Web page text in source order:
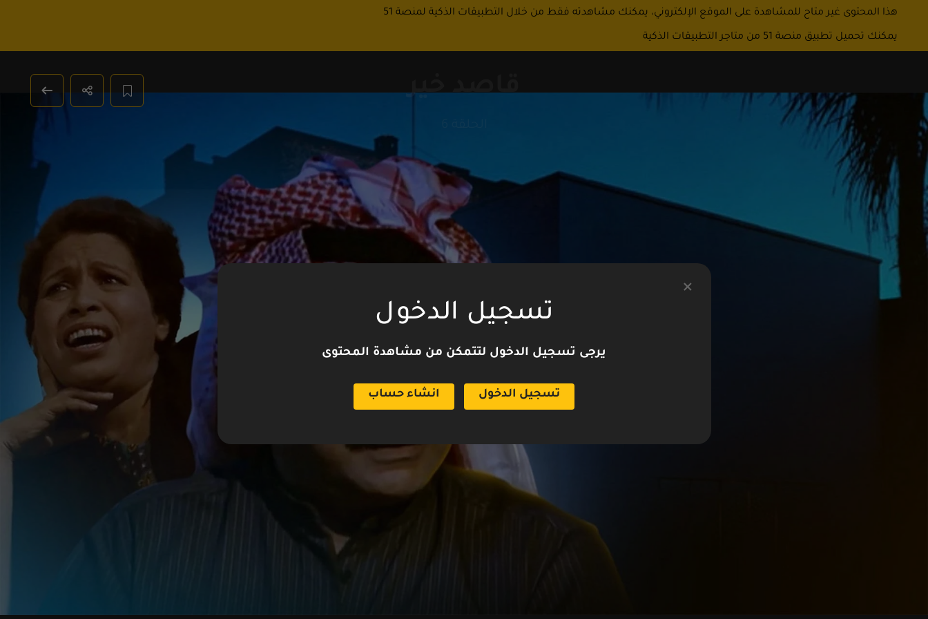
هذا المحتوى غير متاح للمشاهدة على الموقع الإلكتروني، يمكنك مشاهدته فقط من خلال التطبيقات الذكية لمنصة 51
يمكنك تحميل تطبيق منصة 51 من متاجر التطبيقات الذكية
تسجيل الدخول
يرجى تسجيل الدخول لتتمكن من مشاهدة المحتوى
تسجيل الدخول انشاء حساب